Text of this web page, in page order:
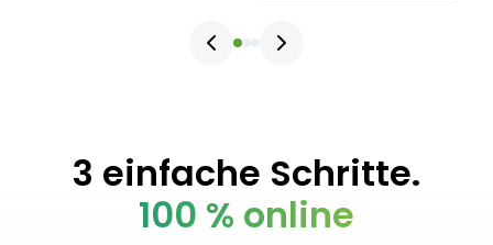
3 einfache Schritte.
100 % online